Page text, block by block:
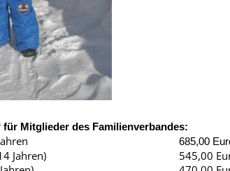
für Mitglieder des Familienverbandes:
685,00
Jahren)
545,00